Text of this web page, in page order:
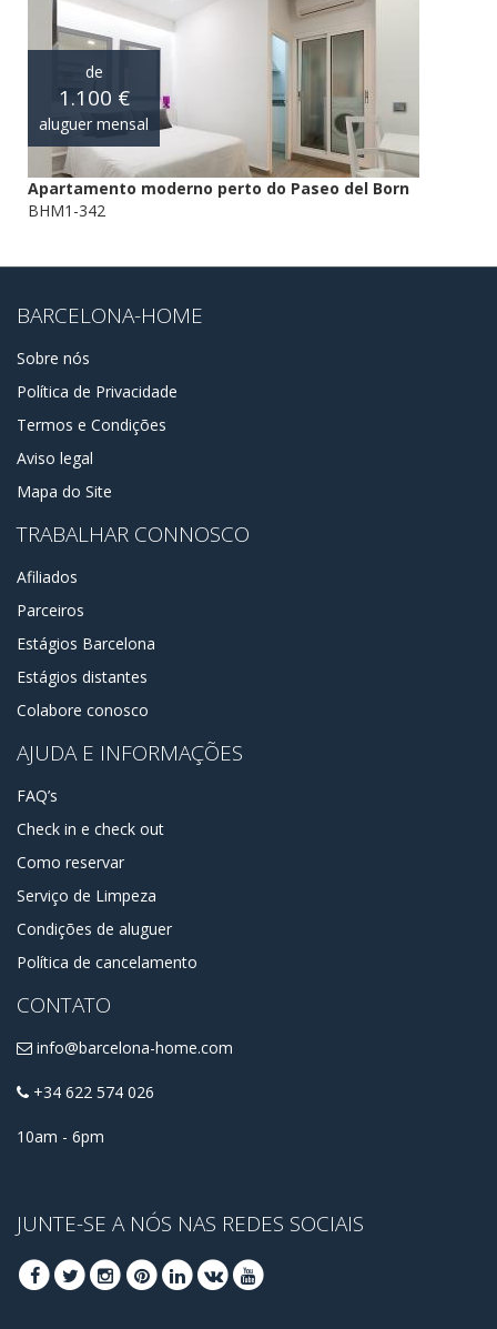
de
1.100 €
aluguer mensal
Apartamento moderno perto do Paseo del Born
BHM1-342
BARCELONA-HOME
Sobre nós
Política de Privacidade
Termos e Condições
Aviso legal
Mapa do Site
TRABALHAR CONNOSCO
Afiliados
Parceiros
Estágios Barcelona
Estágios distantes
Colabore conosco
AJUDA E INFORMAÇÕES
FAQ’s
Check in e check out
Como reservar
Serviço de Limpeza
Condições de aluguer
Política de cancelamento
CONTATO
info@barcelona-home.com
+34 622 574 026
10am - 6pm
JUNTE-SE A NÓS NAS REDES SOCIAIS